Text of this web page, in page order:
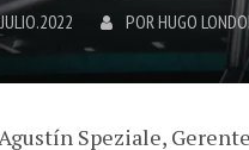
POR HUGO
Speziale,